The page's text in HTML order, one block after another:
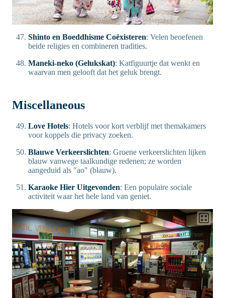
Shinto en Boeddhisme Coëxisteren: Velen beoefenen
beide religies en combineren tradities.
Maneki-neko (Gelukskat): Katfiguurtje dat wenkt en
waarvan men gelooft dat het geluk brengt.
Miscellaneous
Love Hotels: Hotels voor kort verblijf met themakamers
voor koppels die privacy zoeken.
Blauwe Verkeerslichten: Groene verkeerslichten lijken
blauw vanwege taalkundige redenen; ze worden
aangeduid als "ao" (blauw).
Karaoke Hier Uitgevonden: Een populaire sociale
activiteit waar het hele land van geniet.